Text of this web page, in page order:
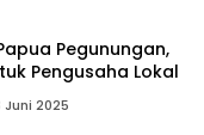
Pegunungan,
Pengusaha Lokal
Juni 2025